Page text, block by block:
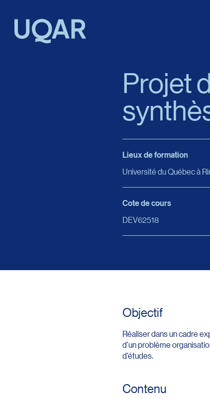
Taille du texte
Réinitialiser les paramètres
Projet
Lieux de formation
Université du Québec à
Cote de cours
DEV62518
Objectif
Réaliser dans un cadre
d’un problème
d’études.
Contenu